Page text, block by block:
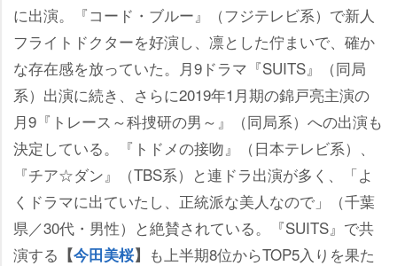
に出演。『コード・ブルー』（フジテレビ系）で新人
フライトドクターを好演し、凛とした佇まいで、確か
な存在感を放っていた。月9ドラマ『SUITS』（同局
系）出演に続き、さらに2019年1月期の錦戸亮主演の
月9『トレース～科捜研の男～』（同局系）への出演も
決定している。『トドメの接吻』（日本テレビ系）、
『チア☆ダン』（TBS系）と連ドラ出演が多く、「よ
くドラマに出ていたし、正統派な美人なので」（千葉
県／30代・男性）と絶賛されている。『SUITS』で共
演する 【今田美桜】 も上半期8位からTOP5入りを果た